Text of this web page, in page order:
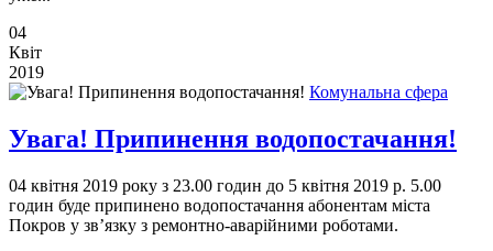
04
Квіт
2019
Комунальна сфера
Увага! Припинення водопостачання!
04 квітня 2019 року з 23.00 годин до 5 квітня 2019 р. 5.00
годин буде припинено водопостачання абонентам міста
Покров у зв’язку з ремонтно-аварійними роботами.